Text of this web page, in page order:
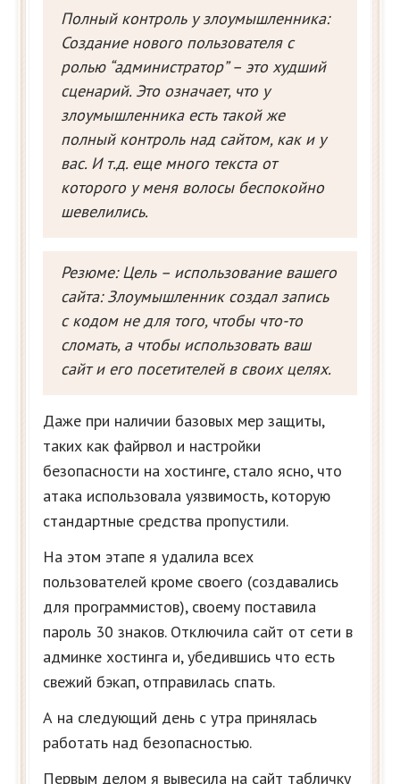
Полный контроль у злоумышленника:
Создание нового пользователя с
ролью “администратор” – это худший
сценарий. Это означает, что у
злоумышленника есть такой же
полный контроль над сайтом, как и у
вас. И т.д. еще много текста от
которого у меня волосы беспокойно
шевелились.
Резюме:Цель – использование вашего
сайта: Злоумышленник создал запись
с кодом не для того, чтобы что-то
сломать, а чтобы использовать ваш
сайт и его посетителей в своих целях.
Даже при наличии базовых мер защиты,
таких как файрвол и настройки
безопасности на хостинге, стало ясно, что
атака использовала уязвимость, которую
стандартные средства пропустили.
На этом этапе я удалила всех
пользователей кроме своего (создавались
для программистов), своему поставила
пароль 30 знаков. Отключила сайт от сети в
админке хостинга и, убедившись что есть
свежий бэкап, отправилась спать.
А на следующий день с утра принялась
работать над безопасностью.
Первым делом я вывесила на сайт табличку